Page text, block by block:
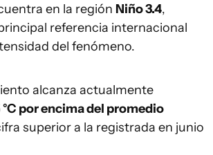
en la región Niño 3.4,
referencia internacional
del fenómeno.
alcanza actualmente
°C por encima del promedio
superior a la registrada en junio